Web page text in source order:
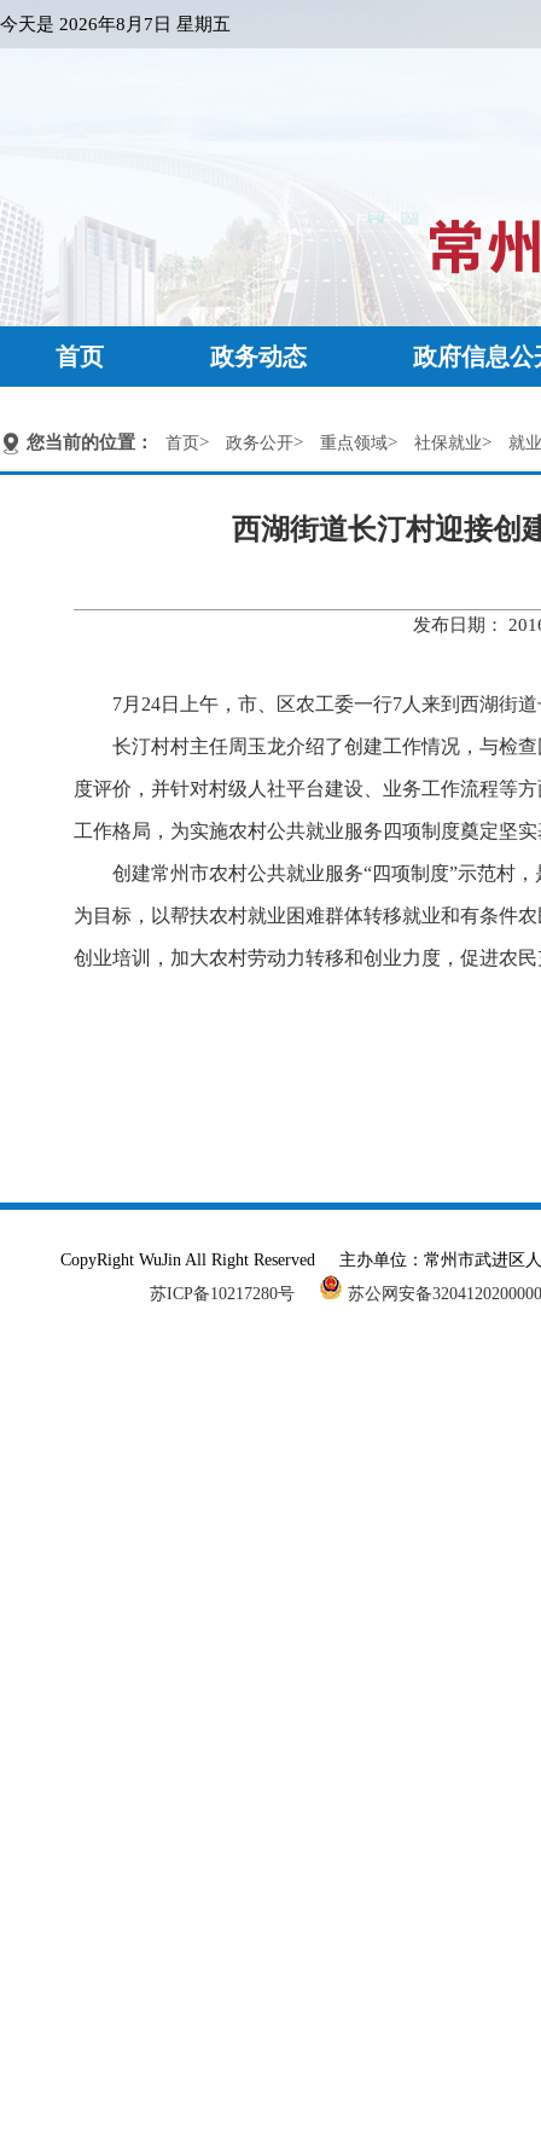
今天是 2026年8月7日 星期五
首页 政务动态 政府信息公
您当前的位置： 首页> 政务公开> 重点领域> 社保就业> 就
西湖街道长汀村迎接创
发布日期：
7月24日上午，市、区农工委一行7人来到西湖街道
长汀村村主任周玉龙介绍了创建工作情况，与检查
度评价，并针对村级人社平台建设、业务工作流程等
工作格局，为实施农村公共就业服务四项制度奠定坚
创建常州市农村公共就业服务“四项制度”示范村，
为目标，以帮扶农村就业困难群体转移就业和有条件
创业培训，加大农村劳动力转移和创业力度，促进农
CopyRight WuJin All Right Reserved 主办单位：常州市武进
苏ICP备10217280号
苏公网安备